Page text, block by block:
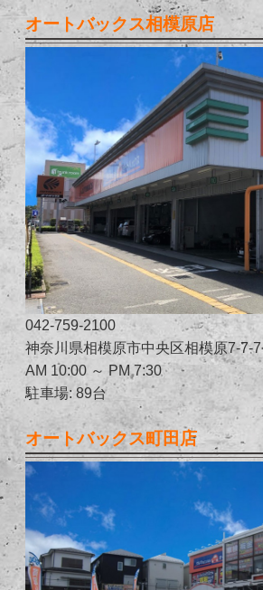
オートバックス相模原店
042-759-2100
神奈川県相模原市中央区相模原7-7-7
AM 10:00 ～ PM 7:30
駐車場: 89台
オートバックス町田店